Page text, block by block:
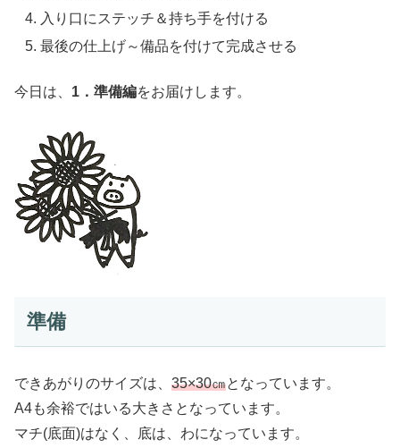
入り口にステッチ＆持ち手を付ける
最後の仕上げ～備品を付けて完成させる
今日は、 1．準備編をお届けします。
準備
できあがりのサイズは、 35×30㎝となっています。
A4も余裕ではいる大きさとなっています。
マチ(底面)はなく、底は、わになっています。